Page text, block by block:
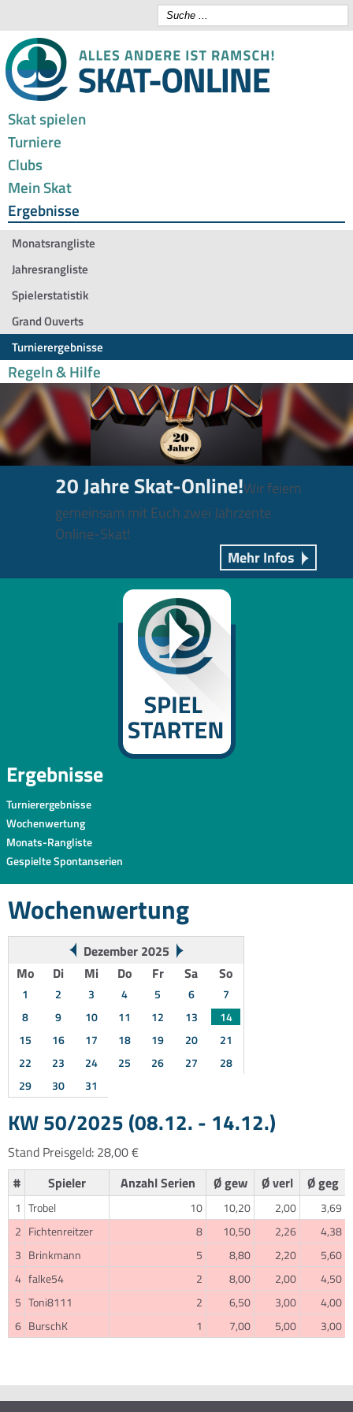
Skat spielen
Turniere
Clubs
Mein Skat
Ergebnisse
Monatsrangliste
Jahresrangliste
Spielerstatistik
Grand Ouverts
Turnierergebnisse
Regeln & Hilfe
20 Jahre Skat-Online!Wir feiern
gemeinsam mit Euch zwei Jahrzente
Online-Skat!
Mehr Infos
Ergebnisse
Turnierergebnisse
Wochenwertung
Monats-Rangliste
Gespielte Spontanserien
Wochenwertung
Dezember 2025
Mo
Di Mi Do Fr Sa So
1 2 3 4 5 6
7
8
9 10 11 12 13
14
15
16 17 18 19 20
21
22
23 24 25 26 27
28
29
30 31
KW 50/2025 (08.12. - 14.12.)
Stand Preisgeld: 28,00 €
#
Spieler Anzahl Serien Ø gew Ø verl Ø geg
1 Trobel 10 10,20 2,00
3,69
2 Fichtenreitzer 8 10,50 2,26
4,38
3 Brinkmann 5 8,80 2,20
5,60
4 falke54 2 8,00 2,00
4,50
5 Toni8111 2 6,50 3,00
4,00
6 BurschK 1 7,00 5,00 3,00